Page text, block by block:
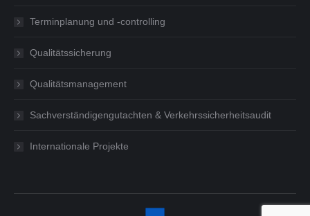
Terminplanung und -controlling
Qualitätssicherung
Qualitätsmanagement
Sachverständigengutachten & Verkehrssicherheitsaudit
Internationale Projekte